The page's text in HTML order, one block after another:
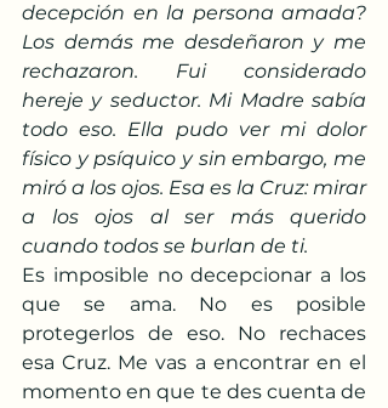
decepción en la persona amada?
Los demás me desdeñaron y me
rechazaron. Fui considerado
hereje y seductor. Mi Madre sabía
todo eso. Ella pudo ver mi dolor
físico y psíquico y sin embargo, me
miró a los ojos. Esa es la Cruz: mirar
a los ojos al ser más querido
cuando todos se burlan de ti.
Es imposible no decepcionar a los
que se ama. No es posible
protegerlos de eso. No rechaces
esa Cruz. Me vas a encontrar en el
momento en que te des cuenta de